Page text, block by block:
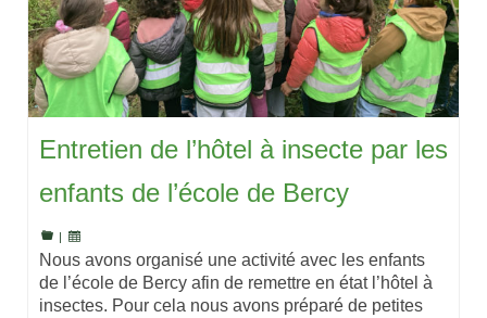
Entretien de l’hôtel à insecte par les
enfants de l’école de Bercy
Nous avons organisé une activité avec les enfants
de l’école de Bercy afin de remettre en état l’hôtel à
insectes. Pour cela nous avons préparé de petites